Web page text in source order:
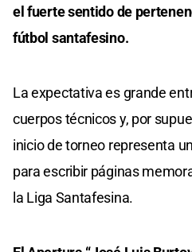
el fuerte sentido de
fútbol santafesino.
La expectativa es grande
cuerpos técnicos y, por
inicio de torneo representa
para escribir páginas
la Liga Santafesina.